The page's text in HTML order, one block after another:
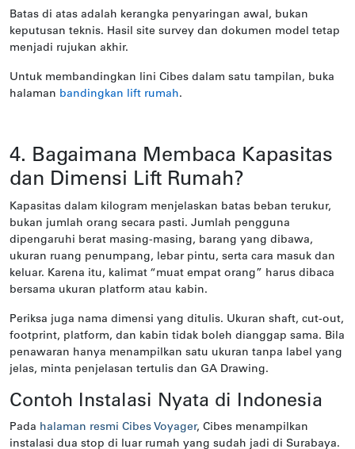
Batas di atas adalah kerangka penyaringan awal, bukan
keputusan teknis. Hasil site survey dan dokumen model tetap
menjadi rujukan akhir.
Untuk membandingkan lini Cibes dalam satu tampilan, buka
halaman bandingkan lift rumah.
4. Bagaimana Membaca Kapasitas
dan Dimensi Lift Rumah?
Kapasitas dalam kilogram menjelaskan batas beban terukur,
bukan jumlah orang secara pasti. Jumlah pengguna
dipengaruhi berat masing-masing, barang yang dibawa,
ukuran ruang penumpang, lebar pintu, serta cara masuk dan
keluar. Karena itu, kalimat “muat empat orang” harus dibaca
bersama ukuran platform atau kabin.
Periksa juga nama dimensi yang ditulis. Ukuran shaft, cut-out,
footprint, platform, dan kabin tidak boleh dianggap sama. Bila
penawaran hanya menampilkan satu ukuran tanpa label yang
jelas, minta penjelasan tertulis dan GA Drawing.
Contoh Instalasi Nyata di Indonesia
Pada halaman resmi Cibes Voyager, Cibes menampilkan
instalasi dua stop di luar rumah yang sudah jadi di Surabaya.